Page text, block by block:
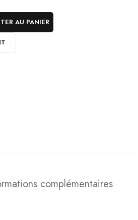
AU PANIER
complémentaires